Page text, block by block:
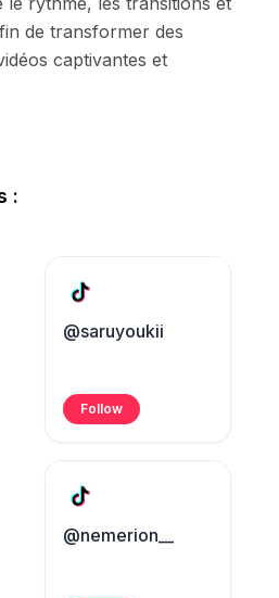
de transformer des
captivantes et
@saruyoukii
Follow
@nemerion__
: